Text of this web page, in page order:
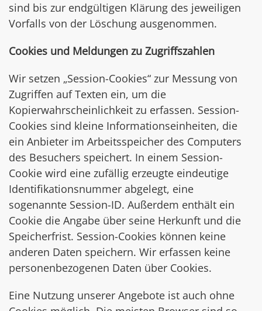
sind bis zur endgültigen Klärung des jeweiligen
Vorfalls von der Löschung ausgenommen.
Cookies und Meldungen zu Zugriffszahlen
Wir setzen „Session-Cookies“ zur Messung von
Zugriffen auf Texten ein, um die
Kopierwahrscheinlichkeit zu erfassen. Session-
Cookies sind kleine Informationseinheiten, die
ein Anbieter im Arbeitsspeicher des Computers
des Besuchers speichert. In einem Session-
Cookie wird eine zufällig erzeugte eindeutige
Identifikationsnummer abgelegt, eine
sogenannte Session-ID. Außerdem enthält ein
Cookie die Angabe über seine Herkunft und die
Speicherfrist. Session-Cookies können keine
anderen Daten speichern. Wir erfassen keine
personenbezogenen Daten über Cookies.
Eine Nutzung unserer Angebote ist auch ohne